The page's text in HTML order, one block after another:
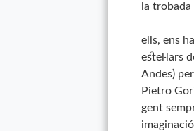
la trobada
ells, ens
estel·lars
Andes)
Pietro
gent